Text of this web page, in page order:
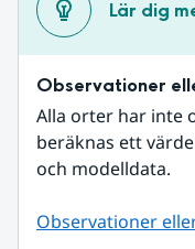
Lär dig
Observationer
Alla orter har inte
beräknas ett
och modelldata.
Observationer